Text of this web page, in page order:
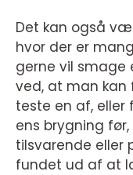
Det kan også
hvor der er
gerne vil smage
ved, at man
teste en af,
ens brygning
tilsvarende eller
fundet ud af at